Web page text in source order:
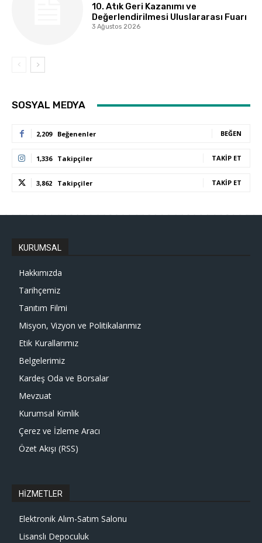
10. Atık Geri Kazanımı ve
Değerlendirilmesi Uluslararası Fuarı
3 Ağustos 2026
SOSYAL MEDYA
2,209 Beğenenler BEĞEN
1,336 Takipçiler TAKIP ET
3,862 Takipçiler TAKIP ET
KURUMSAL
Hakkımızda
Tarihçemiz
Tanıtım Filmi
Misyon, Vizyon ve Politikalarımız
Etik Kurallarımız
Belgelerimiz
Kardeş Oda ve Borsalar
Mevzuat
Kurumsal Kimlik
Çerez ve İzleme Aracı
Özet Akışı (RSS)
HİZMETLER
Elektronik Alım-Satım Salonu
Lisanslı Depoculuk